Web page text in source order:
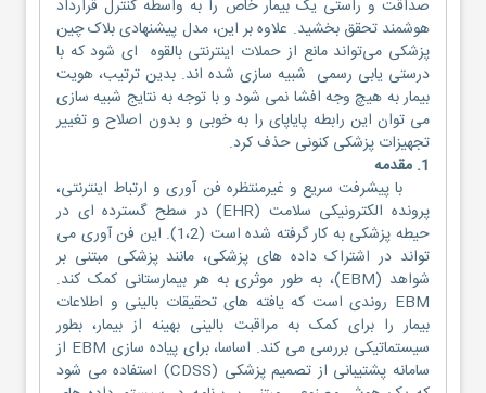
صداقت و راستی یک بیمار خاص را به واسطه کنترل قرارداد
هوشمند تحقق بخشید. علاوه بر این، مدل پیشنهادی بلاک چین
پزشکی می‌تواند مانع از حملات اینترنتی بالقوه ای شود که با
درستی یابی رسمی شبیه سازی شده اند. بدین ترتیب، هویت
بیمار به هیچ وجه افشا نمی شود و با توجه به نتایج شبیه سازی
می توان این رابطه پایاپای را به خوبی و بدون اصلاح و تغییر
تجهیزات پزشکی کنونی حذف کرد.
1. مقدمه
با پیشرفت سریع و غیرمنتظره فن آوری و ارتباط اینترنتی،
پرونده الکترونیکی سلامت (EHR) در سطح گسترده ای در
حیطه پزشکی به کار گرفته شده است (1،2). این فن آوری می
تواند در اشتراک داده های پزشکی، مانند پزشکی مبتنی بر
شواهد (EBM)، به طور موثری به هر بیمارستانی کمک کند.
EBM روندی است که یافته های تحقیقات بالینی و اطلاعات
بیمار را برای کمک به مراقبت بالینی بهینه از بیمار، بطور
سیستماتیکی بررسی می کند. اساسا، برای پیاده سازی EBM از
سامانه پشتیبانی از تصمیم پزشکی (CDSS) استفاده می شود